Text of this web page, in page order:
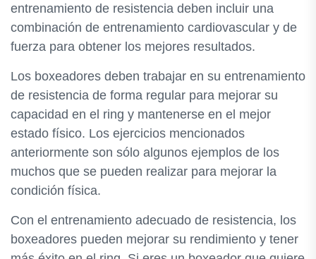
entrenamiento de resistencia deben incluir una
combinación de entrenamiento cardiovascular y de
fuerza para obtener los mejores resultados.
Los boxeadores deben trabajar en su entrenamiento
de resistencia de forma regular para mejorar su
capacidad en el ring y mantenerse en el mejor
estado físico. Los ejercicios mencionados
anteriormente son sólo algunos ejemplos de los
muchos que se pueden realizar para mejorar la
condición física.
Con el entrenamiento adecuado de resistencia, los
boxeadores pueden mejorar su rendimiento y tener